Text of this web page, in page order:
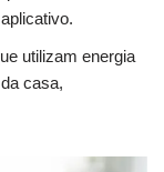
utilizam energia
casa,